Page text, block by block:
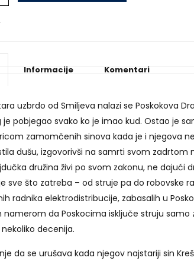
Trenutna
Informacije Komentari
uzbrdo od Smiljeva nalazi se Poskokova
je pobjegao svako ko je imao kud. Ostao je
zamomčenih sinova kada je i njegova
dušu, izgovorivši na samrti svom zadrtom
družina živi po svom zakonu, ne dajući
sve što zatreba – od struje pa do robovske
radnika elektrodistribucije, zabasalih u
da Poskocima isključe struju samo
decenija.
da se urušava kada njegov najstariji sin